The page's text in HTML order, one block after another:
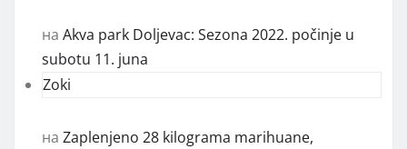
на Akva park Doljevac: Sezona 2022. počinje u
subotu 11. juna
Zoki
на Zaplenjeno 28 kilograma marihuane,